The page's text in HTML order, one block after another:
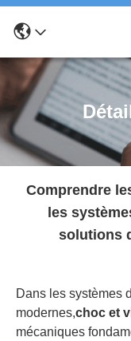
Comprendre
les
solutions
Dans les systèmes
modernes,choc et
mécaniques